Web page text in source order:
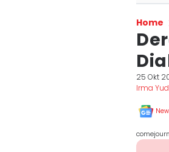
Home
25 Okt
Irma